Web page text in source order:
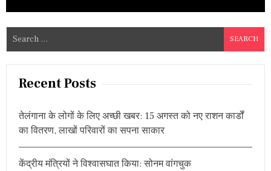
e
a
Recent Posts
तेलंगाना के लोगों के लिए अच्छी खबर: 15 अगस्त को नए राशन कार्डों
का वितरण, लाखों परिवारों का सपना साकार
केंद्रीय मंत्रियों ने विश्वासघात किया: सोनम वांगचुक